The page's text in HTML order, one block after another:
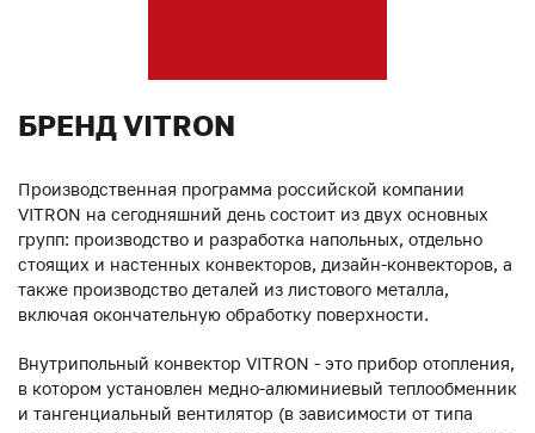
БРЕНД VITRON
Производственная программа российской компании
VITRON на сегодняшний день состоит из двух основных
групп: производство и разработка напольных, отдельно
стоящих и настенных конвекторов, дизайн-конвекторов, а
также производство деталей из листового металла,
включая окончательную обработку поверхности.
Внутрипольный конвектор VITRON - это прибор отопления,
в котором установлен медно-алюминиевый теплообменник
и тангенциальный вентилятор (в зависимости от типа